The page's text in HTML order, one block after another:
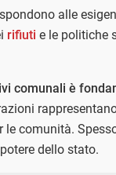
alle
rifiuti e le politiche
comunali è
comunità.
dello stato.